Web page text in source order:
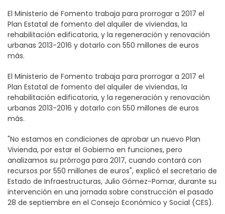
El Ministerio de Fomento trabaja para prorrogar a 2017 el
Plan Estatal de fomento del alquiler de viviendas, la
rehabilitación edificatoria, y la regeneración y renovación
urbanas 2013-2016 y dotarlo con 550 millones de euros
más.
El Ministerio de Fomento trabaja para prorrogar a 2017 el
Plan Estatal de fomento del alquiler de viviendas, la
rehabilitación edificatoria, y la regeneración y renovación
urbanas 2013-2016 y dotarlo con 550 millones de euros
más.
"No estamos en condiciones de aprobar un nuevo Plan
Vivienda, por estar el Gobierno en funciones, pero
analizamos su prórroga para 2017, cuando contará con
recursos por 550 millones de euros", explicó el secretario de
Estado de Infraestructuras, Julio Gómez-Pomar, durante su
intervención en una jornada sobre construcción el pasado
28 de septiembre en el Consejo Económico y Social (CES).